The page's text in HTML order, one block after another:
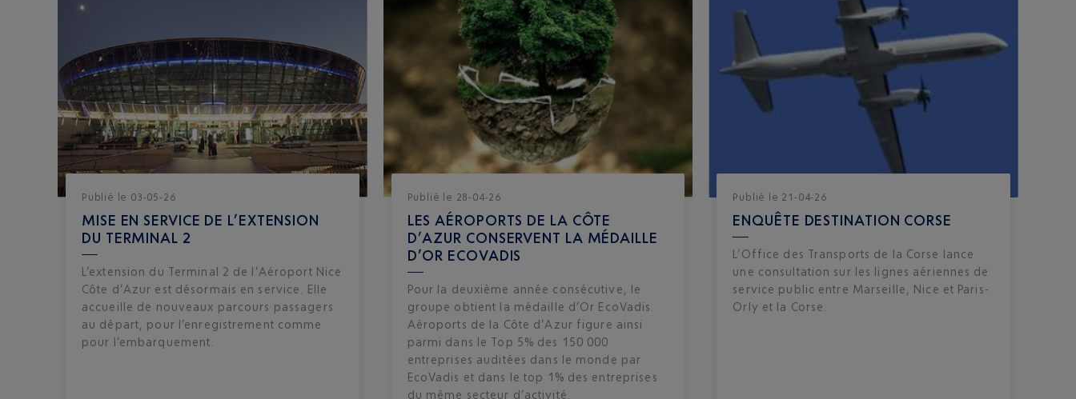
Publié le 03-05-26
MISE EN SERVICE DE L’EXTENSION
DU TERMINAL 2
L’extension du Terminal 2 de l’Aéroport Nice
Côte d’Azur est désormais en service. Elle
accueille de nouveaux parcours passagers
au départ, pour l’enregistrement comme
pour l’embarquement.
Publié le 28-04-26
LES AÉROPORTS DE LA CÔTE
D’AZUR CONSERVENT LA MÉDAILLE
D’OR ECOVADIS
Pour la deuxième année consécutive, le
groupe obtient la médaille d’Or EcoVadis.
Aéroports de la Côte d’Azur figure ainsi
parmi dans le Top 5% des 150 000
entreprises auditées dans le monde par
EcoVadis et dans le top 1% des entreprises
du même secteur d’activité.
Publié le 21-04-26
ENQUÊTE DESTINATION CORSE
L’Office des Transports de la Corse lance
une consultation sur les lignes aériennes de
service public entre Marseille, Nice et Paris-
Orly et la Corse.